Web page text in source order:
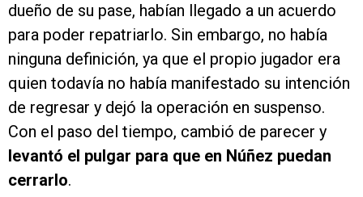
dueño de su pase, habían llegado a un acuerdo
para poder repatriarlo. Sin embargo, no había
ninguna definición, ya que el propio jugador era
quien todavía no había manifestado su intención
de regresar y dejó la operación en suspenso.
Con el paso del tiempo, cambió de parecer y
levantó el pulgar para que en Núñez puedan
cerrarlo.